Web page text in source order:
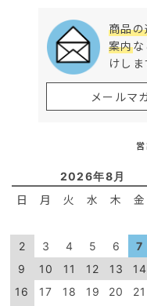
商品
案内
けしま
メールマ
2026年8月
日 月 火 水 木 金
2
3 4 5 6 7
9
10 11 12 13 14
16
17 18 19 20 21